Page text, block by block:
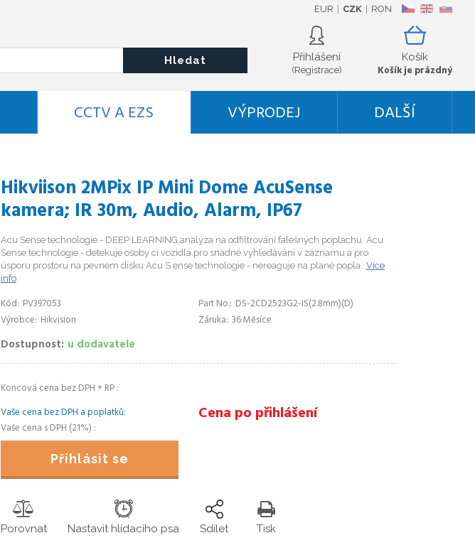
CZ EN SK
EUR CZK RON
Košík
Košík je prázdný
Přihlášení
(Registrace)
Hledat
CCTV A EZS VÝPRODEJ DALŠÍ
Hikviison 2MPix IP Mini Dome AcuSense
kamera; IR 30m, Audio, Alarm, IP67
Acu Sense technologie - DEEP LEARNING analýza na odfiltrování falešných poplachu. Acu
Sense technologie - detekuje osoby ci vozidla pro snadné vyhledávání v záznamu a pro
úsporu prostoru na pevném disku Acu S ense technologie - nereaguje na plané popla...Více
info
Kód PV397053 Part No. DS-2CD2523G2-IS(2.8mm)(D)
Výrobce Hikvision Záruka 36 Měsíce
Dostupnost u dodavatele
Koncová cena bez DPH + RP
Vaše cena bez DPH a poplatků
Cena po přihlášení
Vaše cena s DPH (21%)
Přihlásit se
Porovnat Nastavit hlídacího psa Sdílet Tisk